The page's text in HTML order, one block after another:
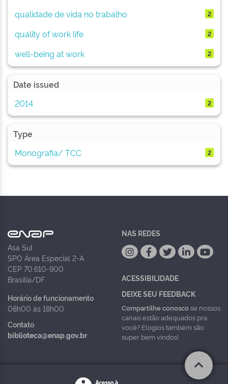
qualidade de vida no trabalho 2
quality of work life 2
well-being at work 2
Date issued
2014
2
Type
Monografia/ TCC
2
Asa Sul
SPO Área Especial 2-A
CEP 70.610-900
Brasília/DF
Horário de funcionamento
08h00 às 18h00
Contato
biblioteca@enap.gov.br
NAS REDES
ACESSIBILIDADE
DEIXE SEU FEEDBACK
Compartilhe conoscose nossos
canais estão adequados pra
você? Elogios também são
super bem vindos!